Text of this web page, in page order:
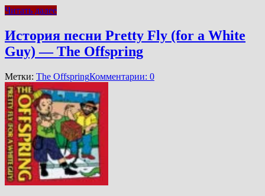
Читать далее
История песни Pretty Fly (for a White
Guy) — The Offspring
Метки: The OffspringКомментарии: 0